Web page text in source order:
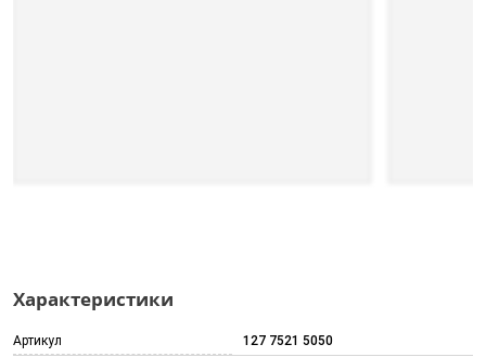
Характеристики
Артикул 127 7521 5050